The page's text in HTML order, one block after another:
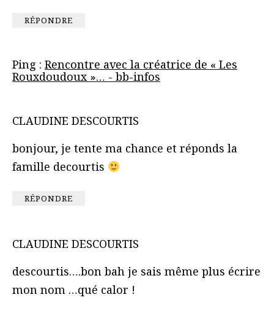
RÉPONDRE
Ping : Rencontre avec la créatrice de « Les
Rouxdoudoux »… - bb-infos
CLAUDINE DESCOURTIS
bonjour, je tente ma chance et réponds la
famille decourtis
RÉPONDRE
CLAUDINE DESCOURTIS
descourtis….bon bah je sais même plus écrire
mon nom …qué calor !